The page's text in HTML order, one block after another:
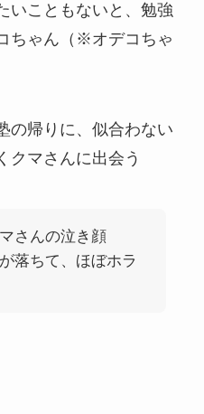
いこともないと、勉強
ちゃん（※オデコちゃ
の帰りに、似合わない
クマさんに出会う
さんの泣き顔
落ちて、ほぼホラ